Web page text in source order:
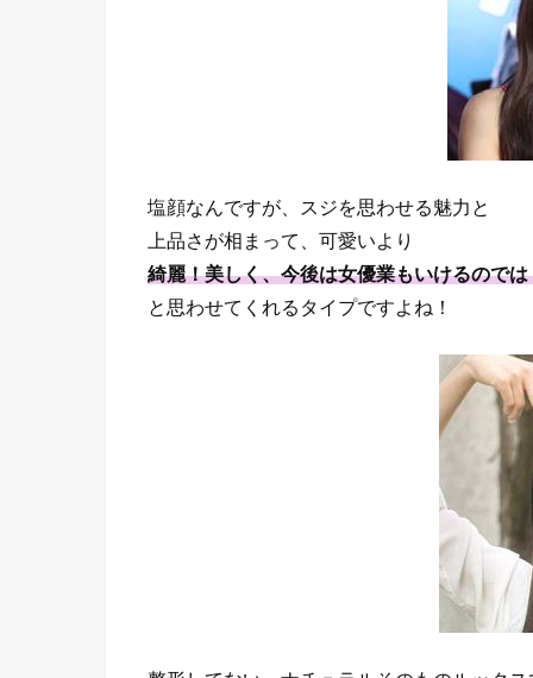
塩顔なんですが、スジを思わせる魅力と
上品さが相まって、可愛いより
綺麗！美しく、今後は女優業もいけるのでは
と思わせてくれるタイプですよね！